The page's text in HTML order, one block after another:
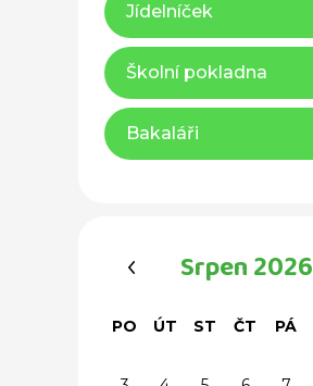
Jídelníček
Školní pokladna
Bakaláři
Srpen 2026
PO ÚT ST ČT PÁ